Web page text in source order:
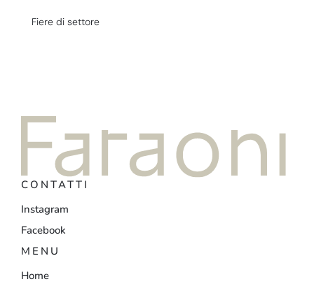
Fiere di settore
CONTATTI
Instagram
Facebook
MENU
Home